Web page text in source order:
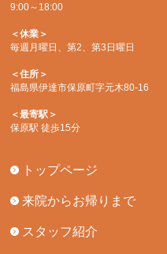
9:00～18:00
＜休業＞
毎週月曜日、第2、第3日曜日
＜住所＞
福島県伊達市保原町字元木80-16
＜最寄駅＞
保原駅 徒歩15分
トップページ
来院からお帰りまで
スタッフ紹介